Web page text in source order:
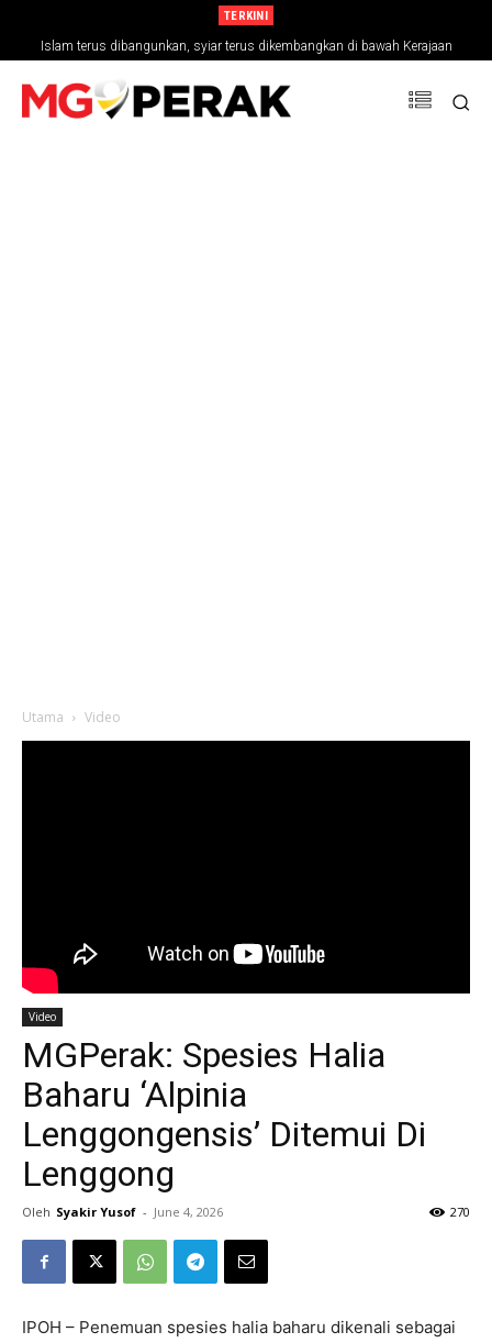
TERKINI
Islam terus dibangunkan, syiar terus dikembangkan di bawah Kerajaan
Madani – Yadim
Utama Video
Video
MGPerak: Spesies Halia
Baharu ‘Alpinia
Lenggongensis’ Ditemui Di
Lenggong
Oleh Syakir Yusof - June 4, 2026 270
IPOH – Penemuan spesies halia baharu dikenali sebagai